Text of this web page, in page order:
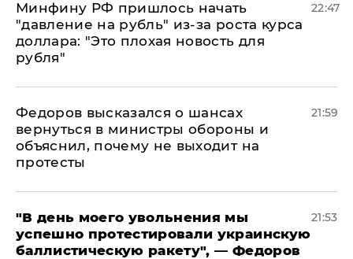
Минфину РФ пришлось начать
"давление на рубль" из-за роста курса
доллара: "Это плохая новость для
рубля"
22:47
Федоров высказался о шансах
вернуться в министры обороны и
объяснил, почему не выходит на
протесты
21:59
​"В день моего увольнения мы
успешно протестировали украинскую
баллистическую ракету", — Федоров
21:53